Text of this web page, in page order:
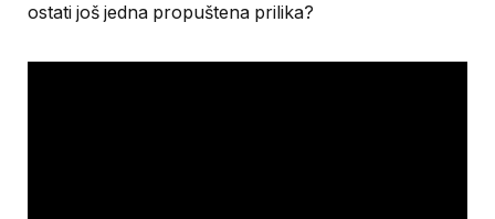
ostati još jedna propuštena prilika?